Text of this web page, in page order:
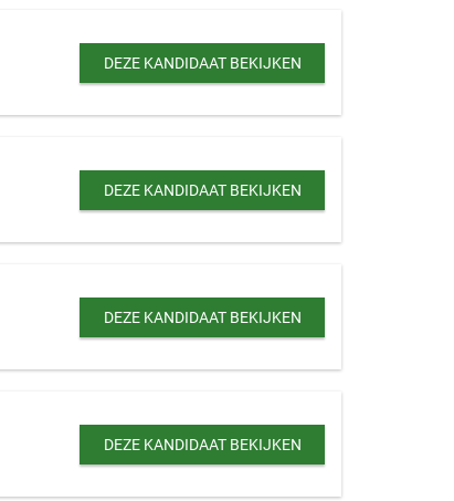
DEZE KANDIDAAT BEKIJKEN
DEZE KANDIDAAT BEKIJKEN
DEZE KANDIDAAT BEKIJKEN
DEZE KANDIDAAT BEKIJKEN